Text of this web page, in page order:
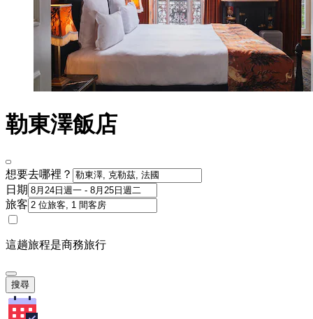
勒東澤飯店
想要去哪裡？
日期
旅客
這趟旅程是商務旅行
搜尋